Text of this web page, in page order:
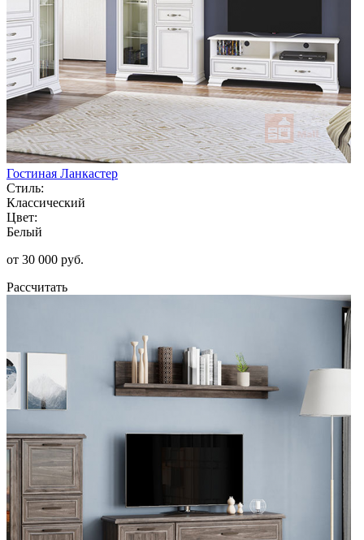
Гостиная Ланкастер
Стиль:
Классический
Цвет:
Белый
от 30 000 руб.
Рассчитать